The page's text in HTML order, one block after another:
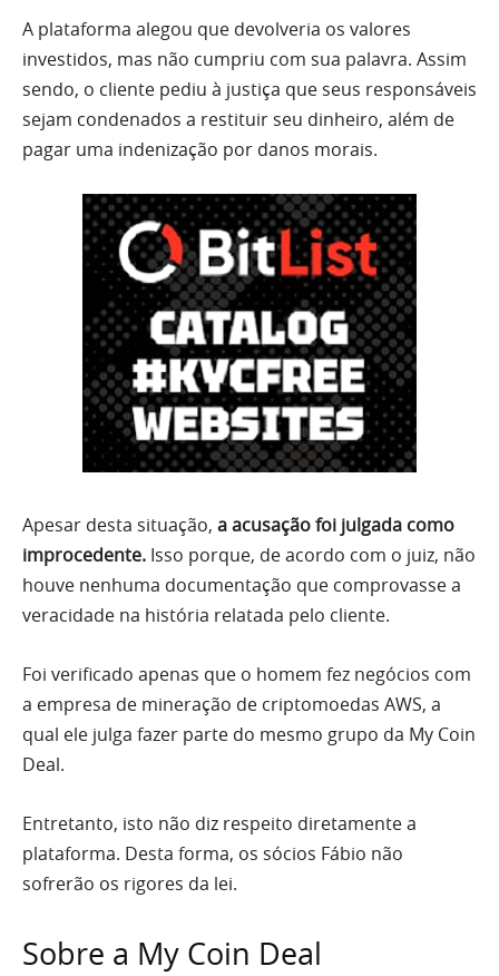
A plataforma alegou que devolveria os valores
investidos, mas não cumpriu com sua palavra. Assim
sendo, o cliente pediu à justiça que seus responsáveis
sejam condenados a restituir seu dinheiro, além de
pagar uma indenização por danos morais.
Apesar desta situação, a acusação foi julgada como
improcedente. Isso porque, de acordo com o juiz, não
houve nenhuma documentação que comprovasse a
veracidade na história relatada pelo cliente.
Foi verificado apenas que o homem fez negócios com
a empresa de mineração de criptomoedas AWS, a
qual ele julga fazer parte do mesmo grupo da My Coin
Deal.
Entretanto, isto não diz respeito diretamente a
plataforma. Desta forma, os sócios Fábio não
sofrerão os rigores da lei.
Sobre a My Coin Deal